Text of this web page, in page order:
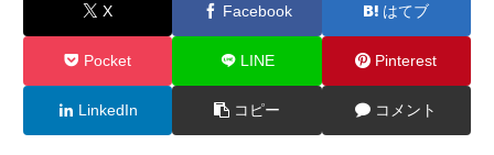
X Facebook はてブ
Pocket LINE Pinterest
LinkedIn コピー コメント